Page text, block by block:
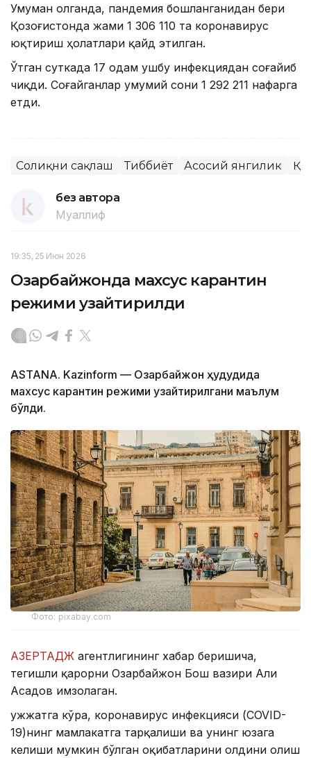
Умуман олганда, пандемия бошланганидан бери
Қозоғистонда жами 1 306 110 та коронавирус
юқтириш ҳолатлари қайд этилган.
Ўтган суткада 17 одам ушбу инфекциядан соғайиб
чиқди. Соғайганлар умумий сони 1 292 211 нафарга
етди.
Соғлиқни сақлаш Тиббиёт Асосий янгилик ҚР
без автора
Муаллиф
19:35, 25 Июн 2026
Озарбайжонда махсус карантин
режими узайтирилди
ASTANA. Kazinform — Озарбайжон ҳудудида
махсус карантин режими узайтирилгани маълум
бўлди.
Фото: pixabay.com
АЗЕРТАДЖ агентлигининг хабар беришича,
тегишли қарорни Озарбайжон Бош вазири Али
Асадов имзолаган.
Ҳужжатга кўра, коронавирус инфекцияси (COVID-
19)нинг мамлакатга тарқалиши ва унинг юзага
келиши мумкин бўлган оқибатларини олдини олиш